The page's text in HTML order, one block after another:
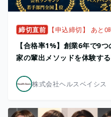
締切直前 【申込締切】 あと0
【合格率1%】創業6年で9
家の輩出メソッドを体験す
株式会社ヘルスベイシス